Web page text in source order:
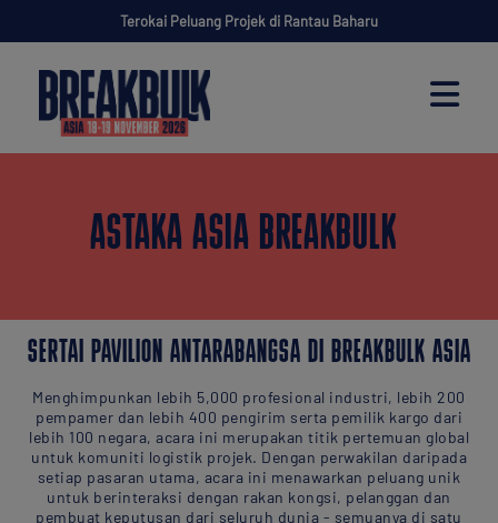
Terokai Peluang Projek di Rantau Baharu
ASTAKA ASIA BREAKBULK
SERTAI PAVILION ANTARABANGSA DI BREAKBULK ASIA
Menghimpunkan lebih 5,000 profesional industri, lebih 200
pempamer dan lebih 400 pengirim serta pemilik kargo dari
lebih 100 negara, acara ini merupakan titik pertemuan global
untuk komuniti logistik projek. Dengan perwakilan daripada
setiap pasaran utama, acara ini menawarkan peluang unik
untuk berinteraksi dengan rakan kongsi, pelanggan dan
pembuat keputusan dari seluruh dunia - semuanya di satu